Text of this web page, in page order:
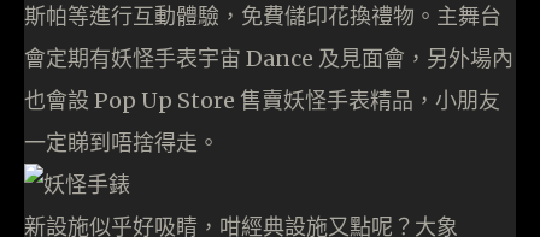
斯帕等進行互動體驗，免費儲印花換禮物。主舞台
會定期有妖怪手表宇宙 Dance 及見面會，另外場內
也會設 Pop Up Store 售賣妖怪手表精品，小朋友
一定睇到唔捨得走。
新設施似乎好吸睛，咁經典設施又點呢？大象